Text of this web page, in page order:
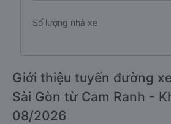
Số lượng nhà xe
Giới thiệu tuyến đường
Sài Gòn từ Cam Ranh -
08/2026